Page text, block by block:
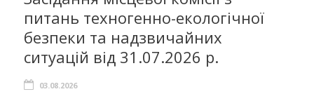
питань техногенно-екологічної
безпеки та надзвичайних
ситуацій від 31.07.2026 р.
03.08.2026